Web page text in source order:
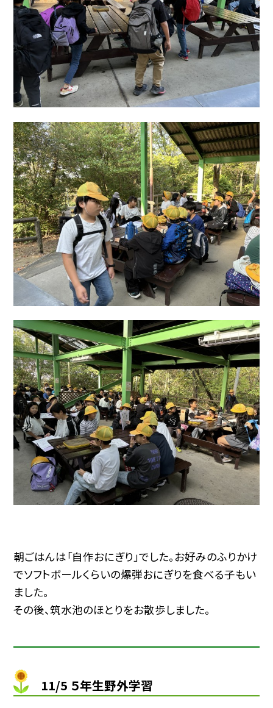
朝ごはんは「自作おにぎり」でした。お好みのふりかけ
でソフトボールくらいの爆弾おにぎりを食べる子もい
ました。
その後、筑水池のほとりをお散歩しました。
11/5 ５年生野外学習